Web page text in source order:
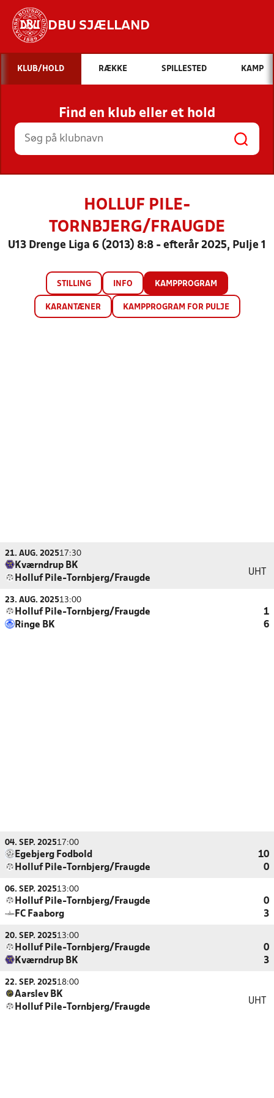
DBU SJÆLLAND
Hvad vil du søge efter?
INDHOLD OG NYHEDER
STILLINGER, RESULTATER, KLUBBER OG
HOLD
KLUB/HOLD RÆKKE SPILLESTED KAMP
Find en klub eller et hold
HOLLUF PILE-
TORNBJERG/FRAUGDE
U13 Drenge Liga 6 (2013) 8:8 - efterår 2025, Pulje 1
STILLING INFO KAMPPROGRAM
KARANTÆNER KAMPPROGRAM FOR PULJE
21. AUG. 202517:30
Kværndrup BK
Holluf Pile-Tornbjerg/Fraugde
UHT
23. AUG. 202513:00
Holluf Pile-Tornbjerg/Fraugde
1
Ringe BK
6
04. SEP. 202517:00
Egebjerg Fodbold
10
Holluf Pile-Tornbjerg/Fraugde
0
06. SEP. 202513:00
Holluf Pile-Tornbjerg/Fraugde
0
FC Faaborg
3
20. SEP. 202513:00
Holluf Pile-Tornbjerg/Fraugde
0
Kværndrup BK
3
22. SEP. 202518:00
Aarslev BK
Holluf Pile-Tornbjerg/Fraugde
UHT